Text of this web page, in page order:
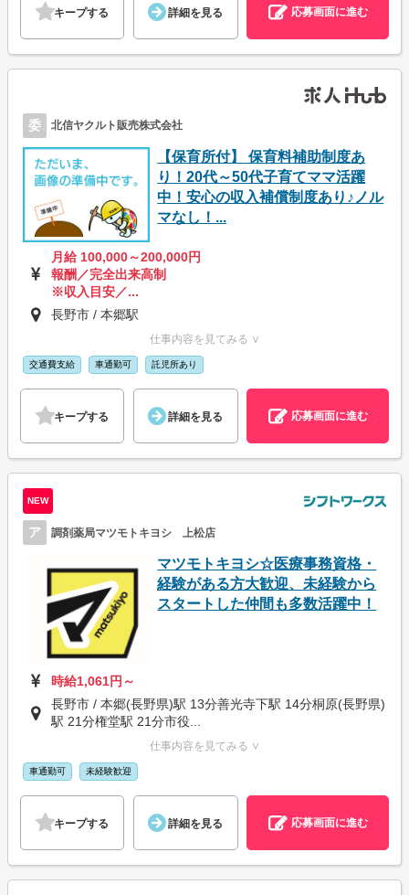
キープする 詳細を見る 応募画面に進む
委 北信ヤクルト販売株式会社
【保育所付】 保育料補助制度あ
り！20代～50代子育てママ活躍
中！安心の収入補償制度あり♪ノル
マなし！...
月給 100,000～200,000円
報酬／完全出来高制
※収入目安／...
長野市 / 本郷駅
仕事内容を見てみる ∨
交通費支給 車通勤可 託児所あり
キープする 詳細を見る 応募画面に進む
NEW
ア 調剤薬局マツモトキヨシ 上松店
マツモトキヨシ☆医療事務資格・
経験がある方大歓迎、未経験から
スタートした仲間も多数活躍中！
時給1,061円～
長野市 / 本郷(長野県)駅 13分善光寺下駅 14分桐原(長野県)
駅 21分権堂駅 21分市役...
仕事内容を見てみる ∨
車通勤可 未経験歓迎
キープする 詳細を見る 応募画面に進む